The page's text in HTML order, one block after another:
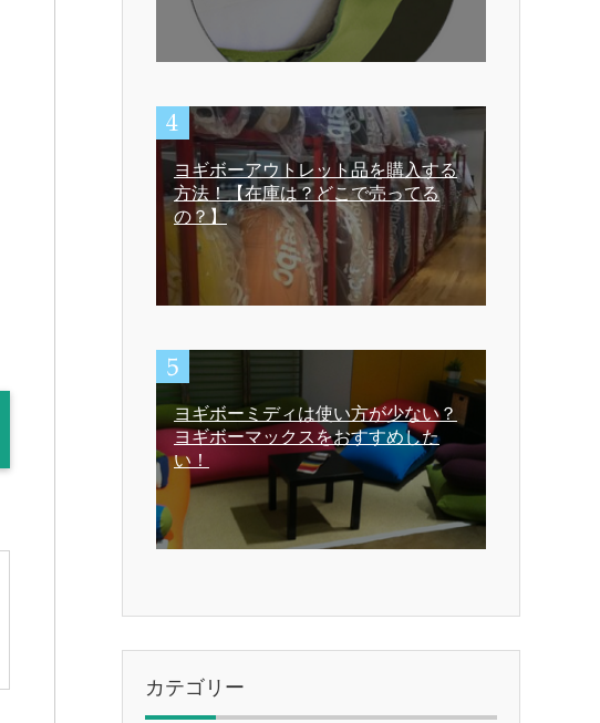
ヨギボーアウトレット品を購入する
方法！【在庫は？どこで売ってる
の？】
ヨギボーミディは使い方が少ない？
ヨギボーマックスをおすすめした
い！
カテゴリー